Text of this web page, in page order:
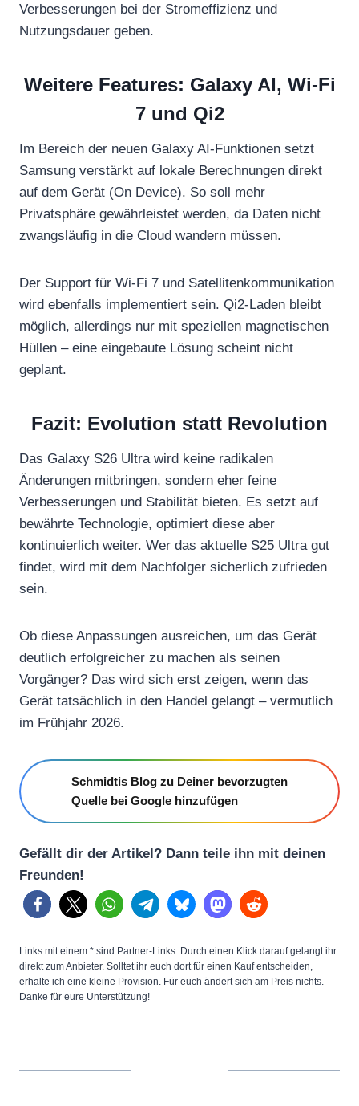
Verbesserungen bei der Stromeffizienz und
Nutzungsdauer geben.
Weitere Features: Galaxy AI, Wi-Fi
7 und Qi2
Im Bereich der neuen Galaxy AI-Funktionen setzt
Samsung verstärkt auf lokale Berechnungen direkt
auf dem Gerät (On Device). So soll mehr
Privatsphäre gewährleistet werden, da Daten nicht
zwangsläufig in die Cloud wandern müssen.
Der Support für Wi-Fi 7 und Satellitenkommunikation
wird ebenfalls implementiert sein. Qi2-Laden bleibt
möglich, allerdings nur mit speziellen magnetischen
Hüllen – eine eingebaute Lösung scheint nicht
geplant.
Fazit: Evolution statt Revolution
Das Galaxy S26 Ultra wird keine radikalen
Änderungen mitbringen, sondern eher feine
Verbesserungen und Stabilität bieten. Es setzt auf
bewährte Technologie, optimiert diese aber
kontinuierlich weiter. Wer das aktuelle S25 Ultra gut
findet, wird mit dem Nachfolger sicherlich zufrieden
sein.
Ob diese Anpassungen ausreichen, um das Gerät
deutlich erfolgreicher zu machen als seinen
Vorgänger? Das wird sich erst zeigen, wenn das
Gerät tatsächlich in den Handel gelangt – vermutlich
im Frühjahr 2026.
Schmidtis Blog zu Deiner bevorzugten
Quelle bei Google hinzufügen
Gefällt dir der Artikel? Dann teile ihn mit deinen
Freunden!
Links mit einem * sind Partner-Links. Durch einen Klick darauf gelangt ihr
direkt zum Anbieter. Solltet ihr euch dort für einen Kauf entscheiden,
erhalte ich eine kleine Provision. Für euch ändert sich am Preis nichts.
Danke für eure Unterstützung!